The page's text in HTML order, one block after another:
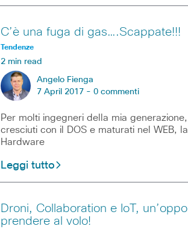
C’è una fuga di gas….Scappate!!!
Tendenze
2 min read
Angelo Fienga
7 April 2017 - 0 commenti
Per molti ingegneri della mia
cresciuti con il DOS e maturati nel WEB,
Hardware
Leggi tutto
Droni, Collaboration e IoT,
prendere al volo!